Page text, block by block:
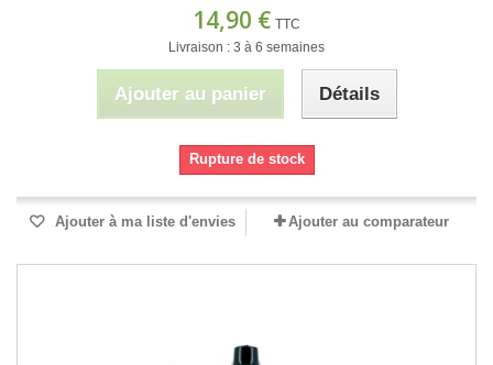
14,90 € TTC
Livraison : 3 à 6 semaines
Ajouter au panier Détails
Rupture de stock
Ajouter à ma liste d'envies Ajouter au comparateur